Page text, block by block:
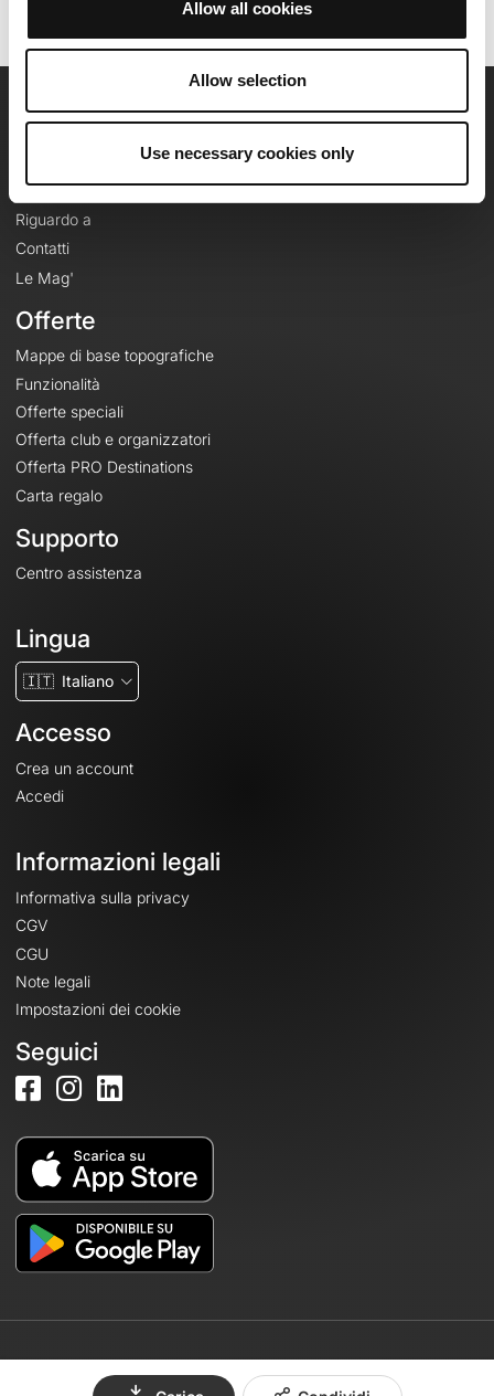
Allow all cookies
Allow selection
Use necessary cookies only
OpenRunner
Lavora con noi
Riguardo a
Contatti
Le Mag'
Offerte
Mappe di base topografiche
Funzionalità
Offerte speciali
Offerta club e organizzatori
Offerta PRO Destinations
Carta regalo
Supporto
Centro assistenza
Lingua
🇮🇹 Italiano
Accesso
Crea un account
Accedi
Informazioni legali
Informativa sulla privacy
CGV
CGU
Note legali
Impostazioni dei cookie
Seguici